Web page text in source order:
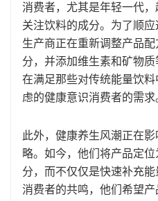
消费者，尤其是年轻一代
关注饮料的成分。为了顺
生产商正在重新调整产品
分，并添加维生素和矿物
在满足那些对传统能量饮
虑的健康意识消费者的需求
此外，健康养生风潮正在
略。如今，他们将产品定
分，而不仅仅是快速补充
消费者的共鸣，他们希望